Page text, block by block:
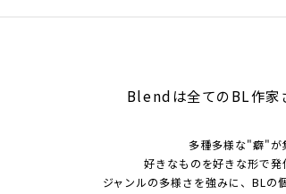
Blendは全てのBL作家
多種多様な"癖"が
好きなものを好きな形で発
ジャンルの多様さを強みに、BLの